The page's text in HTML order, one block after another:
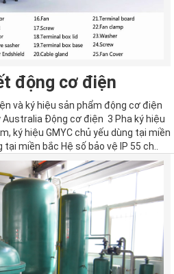
động cơ điện
và ký hiệu sản phẩm động cơ điện
Động cơ điện 3 Pha ký hiệu
ký hiệu GMYC chủ yếu dùng tại miền
miền bắc Hệ số bảo vệ IP 55 ch..